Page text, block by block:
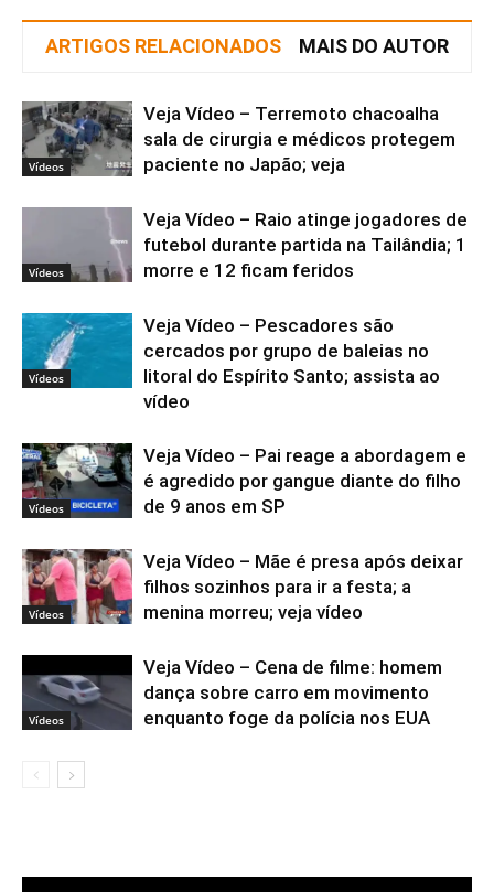
ARTIGOS RELACIONADOS MAIS DO AUTOR
Vídeos
Veja Vídeo – Terremoto chacoalha
sala de cirurgia e médicos protegem
paciente no Japão; veja
Vídeos
Veja Vídeo – Raio atinge jogadores de
futebol durante partida na Tailândia; 1
morre e 12 ficam feridos
Vídeos
Veja Vídeo – Pescadores são
cercados por grupo de baleias no
litoral do Espírito Santo; assista ao
vídeo
Vídeos
Veja Vídeo – Pai reage a abordagem e
é agredido por gangue diante do filho
de 9 anos em SP
Vídeos
Veja Vídeo – Mãe é presa após deixar
filhos sozinhos para ir a festa; a
menina morreu; veja vídeo
Vídeos
Veja Vídeo – Cena de filme: homem
dança sobre carro em movimento
enquanto foge da polícia nos EUA